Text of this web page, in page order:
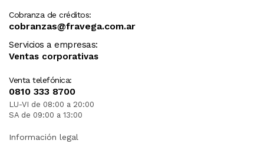
Cobranza de créditos:
cobranzas@fravega.com.ar
Servicios a empresas:
Ventas corporativas
Venta telefónica:
0810 333 8700
LU-VI de 08:00 a 20:00
SA de 09:00 a 13:00
Información legal